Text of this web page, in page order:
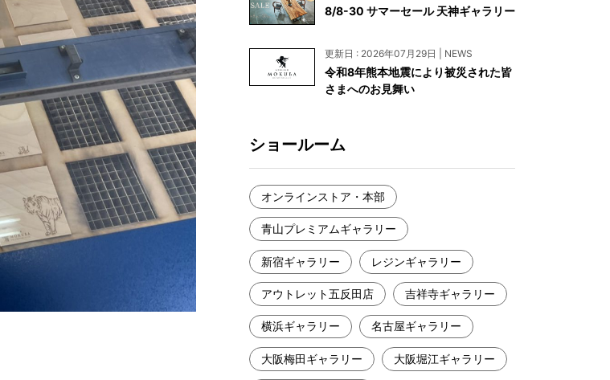
NEWS
EVENT
メディア美術協力実績
8/8-30 サマーセール 天神ギャラリー
更新日 : 2026年07月29日 | NEWS
令和8年熊本地震により被災された皆
さまへのお見舞い
ショールーム
オンラインストア・本部
青山プレミアムギャラリー
新宿ギャラリー レジンギャラリー
アウトレット五反田店 吉祥寺ギャラリー
横浜ギャラリー 名古屋ギャラリー
大阪梅田ギャラリー 大阪堀江ギャラリー